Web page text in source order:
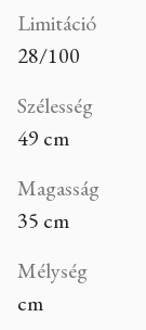
Limitáció
28/100
Szélesség
49 cm
Magasság
35 cm
Mélység
cm